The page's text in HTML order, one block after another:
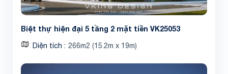
Biệt thự hiện đại 5 tầng 2 mặt tiền VK25053
Diện tích 266m2 (15.2m x 19m)